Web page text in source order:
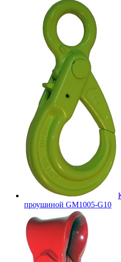
проушиной GM1005-G10